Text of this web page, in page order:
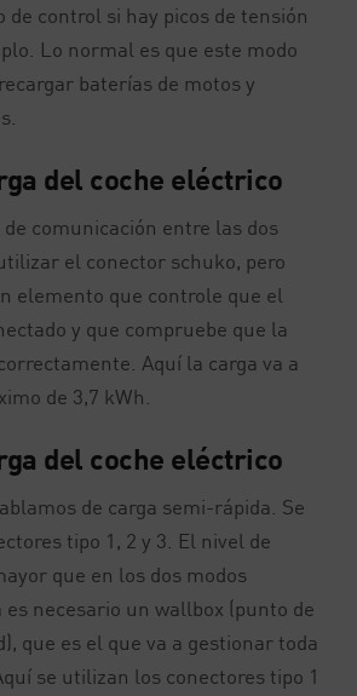
control si hay picos de tensión
Lo normal es que este modo
baterías de motos y
del coche eléctrico
comunicación entre las dos
el conector schuko, pero
elemento que controle que el
y que compruebe que la
Aquí la carga va a
de 3,7 kWh.
del coche eléctrico
de carga semi-rápida. Se
tipo 1, 2 y 3. El nivel de
que en los dos modos
necesario un wallbox (punto de
que es el que va a gestionar toda
se utilizan los conectores tipo 1